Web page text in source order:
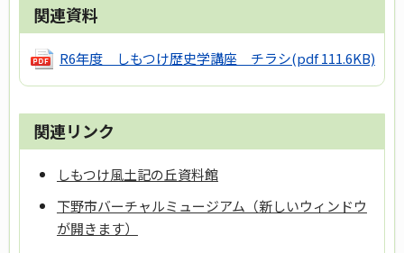
関連資料
R6年度 しもつけ歴史学講座 チラシ(pdf 111.6KB)
関連リンク
しもつけ風土記の丘資料館
下野市バーチャルミュージアム（新しいウィンドウ
が開きます）